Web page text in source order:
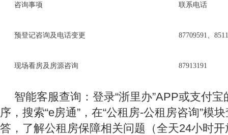
咨询事项 联系电话
预登记咨询及电话变更 87709591、
现场看房及房源咨询 87913191
智能客服查询：登录“浙里办”APP或支付宝
序，搜索“e房通”，在“公租房-公租房咨询”模
答，了解公租房保障相关问题（全天24小时开